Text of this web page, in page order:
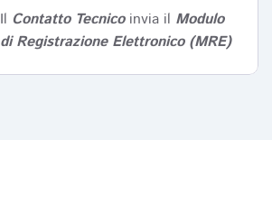
Il Contatto Tecnicoinvia il Modulo
di Registrazione Elettronico (MRE)